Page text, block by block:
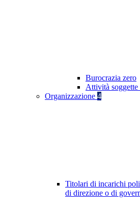
Burocrazia zero
Attività
Organizzazione 4
Titolari di incarichi
di direzione o di